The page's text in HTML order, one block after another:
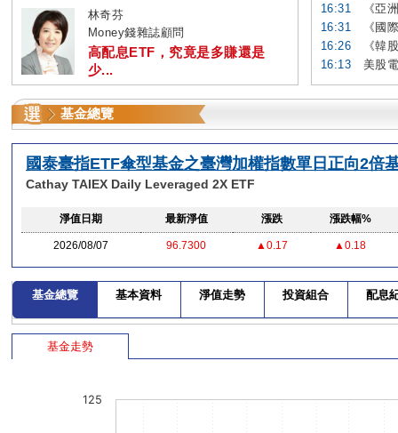
林奇芬
Money錢雜誌顧問
高配息ETF，究竟是多賺還是
少...
16:31
《亞
16:31
《國
16:26
《韓
16:13
美股
基金總覽
國泰臺指ETF傘型基金之臺灣加權指數單日正向2倍
Cathay TAIEX Daily Leveraged 2X ETF
淨值日期 最新淨值 漲跌 漲跌幅%
2026/08/07 96.7300 ▲0.17 ▲0.18
基金總覽 基本資料 淨值走勢 投資組合 配息
基金走勢
125